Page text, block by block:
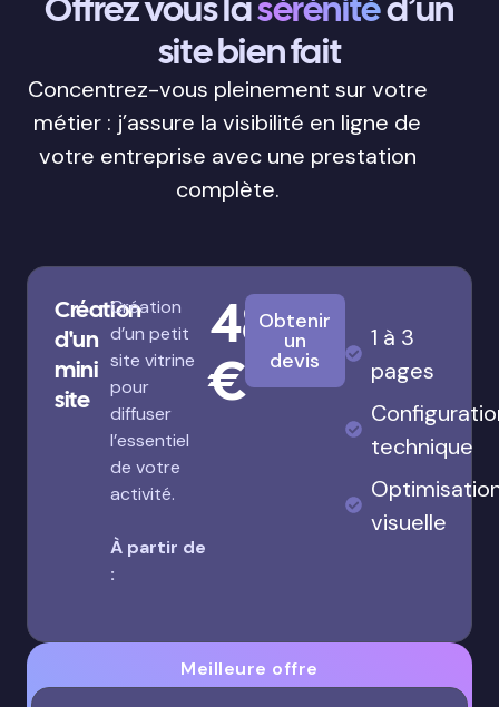
site bien fait
Concentrez-vous pleinement sur votre
métier : j’assure la visibilité en ligne de
votre entreprise avec une prestation
complète.
Création
d'un
mini
site
Création
d’un petit
site vitrine
pour
diffuser
l’essentiel
de votre
activité.
À partir de
:
480
€
Obtenir
un
devis
1 à 3
pages
technique
visuelle
Meilleure offre